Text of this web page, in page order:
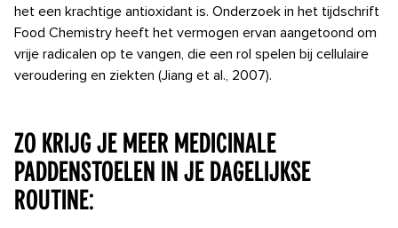
het een krachtige antioxidant is. Onderzoek in het tijdschrift
Food Chemistry heeft het vermogen ervan aangetoond om
vrije radicalen op te vangen, die een rol spelen bij cellulaire
veroudering en ziekten (Jiang et al., 2007).
Zo krijg je meer medicinale
paddenstoelen in je dagelijkse
routine: